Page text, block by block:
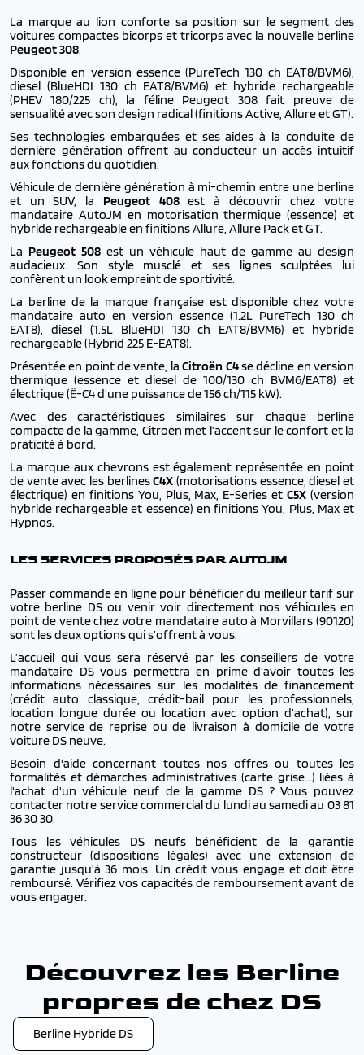
La marque au lion conforte sa position sur le segment des
voitures compactes bicorps et tricorps avec la nouvelle berline
Peugeot 308.
Disponible en version essence (PureTech 130 ch EAT8/BVM6),
diesel (BlueHDI 130 ch EAT8/BVM6) et hybride rechargeable
(PHEV 180/225 ch), la féline Peugeot 308 fait preuve de
sensualité avec son design radical (finitions Active, Allure et GT).
Ses technologies embarquées et ses aides à la conduite de
dernière génération offrent au conducteur un accès intuitif
aux fonctions du quotidien.
Véhicule de dernière génération à mi-chemin entre une berline
et un SUV, la Peugeot 408est à découvrir chez votre
mandataire AutoJM en motorisation thermique (essence) et
hybride rechargeable en finitions Allure, Allure Pack et GT.
La Peugeot 508 est un véhicule haut de gamme au design
audacieux. Son style musclé et ses lignes sculptées lui
confèrent un look empreint de sportivité.
La berline de la marque française est disponible chez votre
mandataire auto en version essence (1.2L PureTech 130 ch
EAT8), diesel (1.5L BlueHDI 130 ch EAT8/BVM6) et hybride
rechargeable (Hybrid 225 E-EAT8).
Présentée en point de vente, laCitroën C4se décline en version
thermique (essence et diesel de 100/130 ch BVM6/EAT8) et
électrique (Ë-C4 d’une puissance de 156 ch/115 kW).
Avec des caractéristiques similaires sur chaque berline
compacte de la gamme, Citroën met l’accent sur le confort et la
praticité à bord.
La marque aux chevrons est également représentée en point
de vente avec les berlinesC4X(motorisations essence, diesel et
électrique) en finitions You, Plus, Max, E-SeriesetC5X(version
hybride rechargeable et essence) en finitions You, Plus, Max et
Hypnos.
LES SERVICES PROPOSÉS PAR AUTOJM
Passer commande en ligne pour bénéficier du meilleur tarif sur
votre berline DS ou venir voir directement nos véhicules en
point de vente chez votre mandataire auto à Morvillars (90120)
sont les deux options qui s’offrent à vous.
L’accueil qui vous sera réservé par les conseillers de votre
mandataire DS vous permettra en prime d’avoir toutes les
informations nécessaires sur les modalités de financement
(crédit auto classique, crédit-bail pour les professionnels,
location longue durée ou location avec option d’achat), sur
notre service de reprise ou de livraison à domicile de votre
voiture DS neuve.
Besoin d'aide concernant toutes nos offres ou toutes les
formalités et démarches administratives (carte grise...) liées à
l'achat d'un véhicule neuf de la gamme DS ? Vous pouvez
contacter notre service commercial du lundi au samedi au 03 81
36 30 30.
Tous les véhicules DS neufs bénéficient de la garantie
constructeur (dispositions légales) avec une extension de
garantie jusqu’à 36 mois. Un crédit vous engage et doit être
remboursé. Vérifiez vos capacités de remboursement avant de
vous engager.
Découvrez les Berline
propres de chez DS
Berline Hybride DS